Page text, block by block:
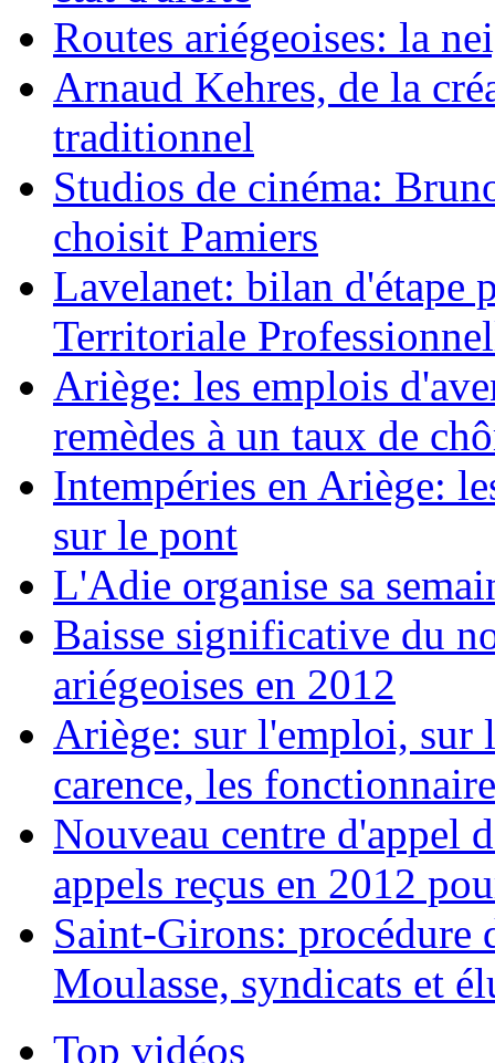
Routes ariégeoises: la
Arnaud Kehres, de la
traditionnel
Studios de cinéma:
choisit Pamiers
Lavelanet: bilan d'étape
Territoriale
Ariège: les emplois
remèdes à un taux de
Intempéries en Ariège:
sur le pont
L'Adie organise sa
Baisse significative du
ariégeoises en 2012
Ariège: sur l'emploi, sur
carence, les
Nouveau centre d'appel
appels reçus en 2012
Saint-Girons: procédure
Moulasse, syndicats et
Top vidéos